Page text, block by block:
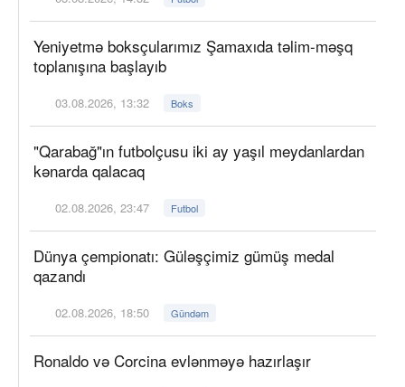
Yeniyetmə boksçularımız Şamaxıda təlim-məşq
toplanışına başlayıb
03.08.2026, 13:32 Boks
"Qarabağ"ın futbolçusu iki ay yaşıl meydanlardan
kənarda qalacaq
02.08.2026, 23:47 Futbol
Dünya çempionatı: Güləşçimiz gümüş medal
qazandı
02.08.2026, 18:50 Gündəm
Ronaldo və Corcina evlənməyə hazırlaşır